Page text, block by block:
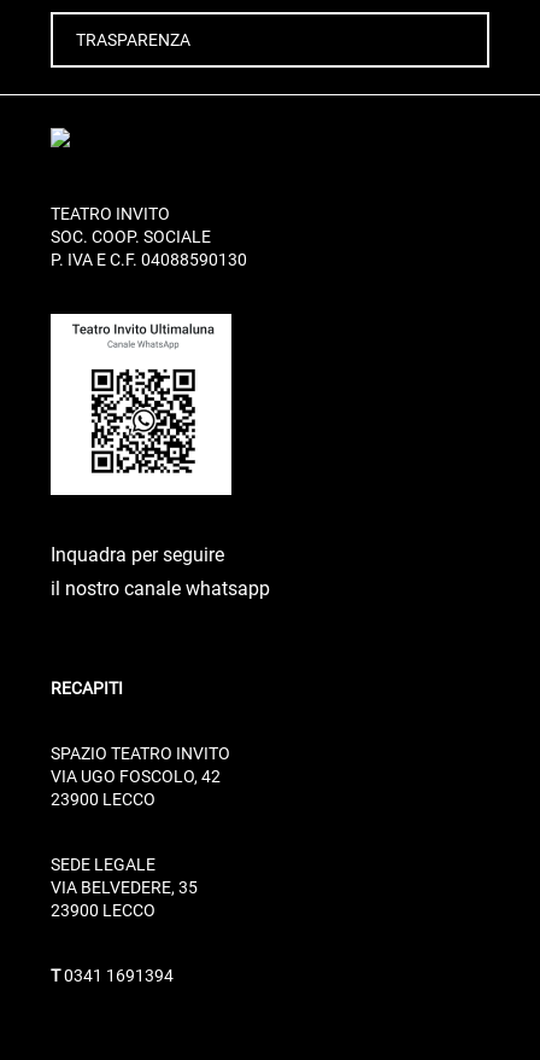
TRASPARENZA
TEATRO INVITO
SOC. COOP. SOCIALE
P. IVA E C.F. 04088590130
Inquadra per seguire
il nostro canale whatsapp
RECAPITI
SPAZIO TEATRO INVITO
VIA UGO FOSCOLO, 42
23900 LECCO
SEDE LEGALE
VIA BELVEDERE, 35
23900 LECCO
T0341 1691394